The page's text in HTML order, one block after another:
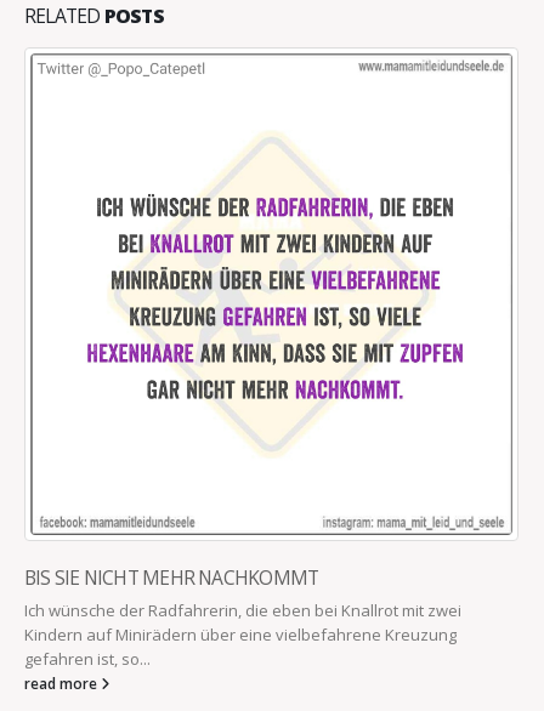
RELATED POSTS
KINDER… EINFACH MEGA
Zwei 4-jährige begegnen sich zum ersten Mal: „Hi, ich bin Sarah!“
„Hi, ich heiße Ella!“ „Ich bin vier.“ „Ich auch!“ „Vorher war ich drei!“
„WOW, ich...
read more